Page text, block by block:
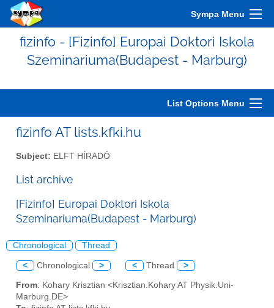
Sympa Menu
fizinfo - [Fizinfo] Europai Doktori Iskola
Szeminariuma(Budapest - Marburg)
List Options Menu
fizinfo AT lists.kfki.hu
Subject: ELFT HÍRADÓ
List archive
[Fizinfo] Europai Doktori Iskola
Szeminariuma(Budapest - Marburg)
Chronological Thread
< Chronological > < Thread >
From: Kohary Krisztian <Krisztian.Kohary AT Physik.Uni-
Marburg.DE>